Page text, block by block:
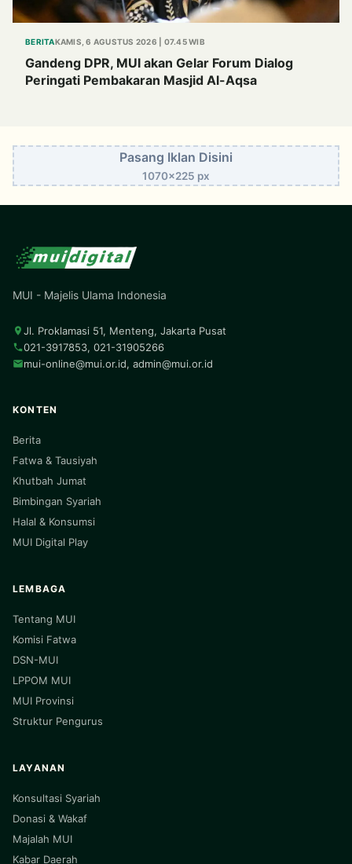
BERITAKAMIS, 6 AGUSTUS 2026 | 07.45 WIB
Gandeng DPR, MUI akan Gelar Forum Dialog
Peringati Pembakaran Masjid Al-Aqsa
Pasang Iklan Disini
1070x225 px
MUI - Majelis Ulama Indonesia
Jl. Proklamasi 51, Menteng, Jakarta Pusat
021-3917853, 021-31905266
mui-online@mui.or.id, admin@mui.or.id
KONTEN
Berita
Fatwa & Tausiyah
Khutbah Jumat
Bimbingan Syariah
Halal & Konsumsi
MUI Digital Play
LEMBAGA
Tentang MUI
Komisi Fatwa
DSN-MUI
LPPOM MUI
MUI Provinsi
Struktur Pengurus
LAYANAN
Konsultasi Syariah
Donasi & Wakaf
Majalah MUI
Kabar Daerah